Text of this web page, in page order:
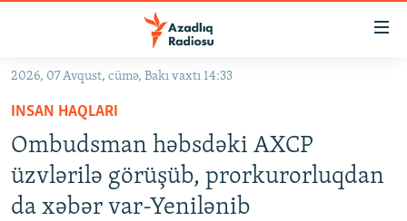
Əsas
qayıt
Əsas
naviqasiyaya
qayıt
Axtarışa
#İZAHLA
KORRUPSIOMETR
#ƏSLINDƏ
2026, 07 Avqust, cümə, Bakı vaxtı 14:33
INSAN HAQLARI
Ombudsman həbsdəki AXCP
üzvlərilə görüşüb, prorkurorluqdan
da xəbər var-Yenilənib